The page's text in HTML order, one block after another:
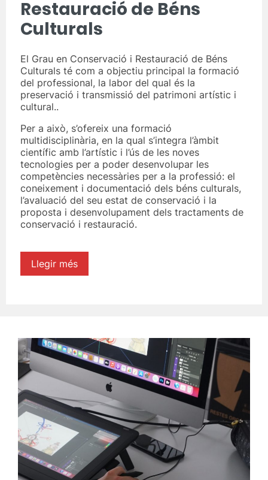
Restauració de Béns
Culturals
El Grau en Conservació i Restauració de Béns
Culturals té com a objectiu principal la formació
del professional, la labor del qual és la
preservació i transmissió del patrimoni artístic i
cultural..
Per a això, s’ofereix una formació
multidisciplinària, en la qual s’integra l’àmbit
científic amb l’artístic i l’ús de les noves
tecnologies per a poder desenvolupar les
competències necessàries per a la professió: el
coneixement i documentació dels béns culturals,
l’avaluació del seu estat de conservació i la
proposta i desenvolupament dels tractaments de
conservació i restauració.
Llegir més